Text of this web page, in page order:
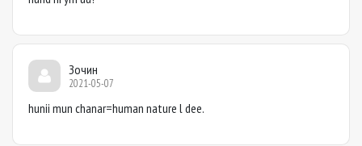
Зочин
2021-05-07
hunii mun chanar=human nature l dee.